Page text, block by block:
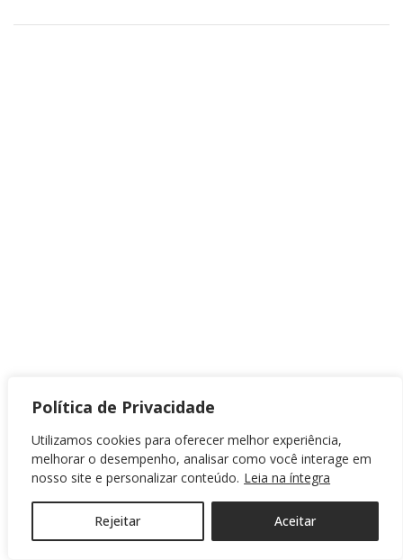
Política de Privacidade
Utilizamos cookies para oferecer melhor experiência,
melhorar o desempenho, analisar como você interage em
nosso site e personalizar conteúdo. Leia na íntegra
Rejeitar Aceitar